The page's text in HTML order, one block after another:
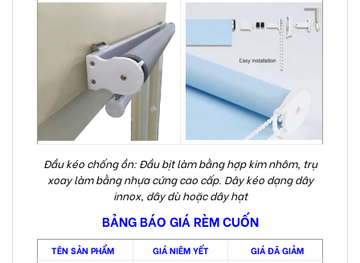
Đầu kéo chống ồn: Đầu bịt làm bằng hợp kim nhôm, trụ
xoay làm bằng nhựa cứng cao cấp. Dây kéo dạng dây
innox, dây dù hoặc dây hạt
BẢNG BÁO GIÁ RÈM CUỐN
TÊN SẢN PHẨM GIÁ NIÊM YẾT GIÁ ĐÃ GIẢM